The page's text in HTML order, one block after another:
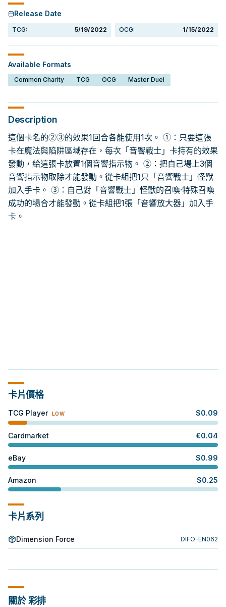
Release Date
TCG: 5/19/2022 OCG: 1/15/2022
Available Formats
Common Charity TCG OCG Master Duel
Description
這個卡名的②③的效果1回合各能使用1次。 ①：只要這張
卡在魔法與陷阱區域存在，每次「音響戰士」卡持有的效果
發動，給這張卡放置1個音響指示物。 ②：把自己場上3個
音響指示物取除才能發動。從卡組把1只「音響戰士」怪獸
加入手卡。 ③：自己對「音響戰士」怪獸的召喚·特殊召喚
成功的場合才能發動。從卡組把1張「音響放大器」加入手
卡。
卡片價格
TCG Player LOW $0.09
Cardmarket €0.04
eBay $0.99
Amazon $0.25
卡片系列
Dimension Force DIFO-EN062
關於 彩排